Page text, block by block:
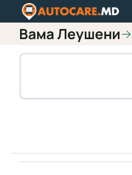
Вама Леушени→